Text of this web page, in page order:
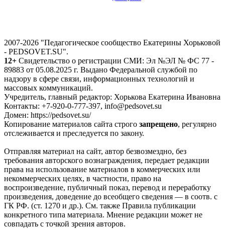
2007-2026 "Педагогическое сообщество Екатерины Хорьковой
- PEDSOVET.SU".
12+ Свидетельство о регистрации СМИ: Эл №ЭЛ № ФС 77 -
89883 от 05.08.2025 г. Выдано Федеральной службой по
надзору в сфере связи, информационных технологий и
массовых коммуникаций.
Учредитель, главный редактор: Хорькова Екатерина Ивановна
Контакты: +7-920-0-777-397, info@pedsovet.su
Домен: https://pedsovet.su/
Копирование материалов сайта строго запрещено, регулярно
отслеживается и преследуется по закону.
Отправляя материал на сайт, автор безвозмездно, без
требования авторского вознаграждения, передает редакции
права на использование материалов в коммерческих или
некоммерческих целях, в частности, право на
воспроизведение, публичный показ, перевод и переработку
произведения, доведение до всеобщего сведения — в соотв. с
ГК РФ. (ст. 1270 и др.). См. также Правила публикации
конкретного типа материала. Мнение редакции может не
совпадать с точкой зрения авторов.